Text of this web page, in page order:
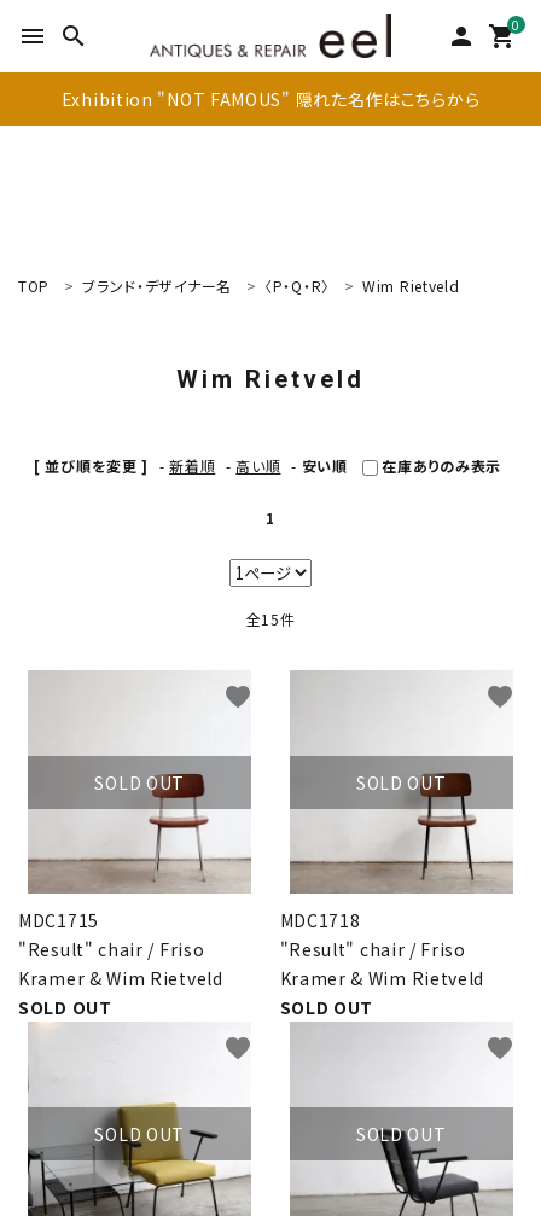
menu search person 0
shopping_cart
Exhibition "NOT FAMOUS" 隠れた名作はこちらから
search
ドア
その他
お気に入りリスト
デザイナーまとめ
TOP ブランド・デザイナー名 〈P・Q・R〉 Wim Rietveld
Wim Rietveld
[ 並び順を変更 ] -新着順 -高い順 - 安い順 在庫ありのみ表示
1
全15件
SOLD OUT
MDC1715
"Result" chair / Friso
Kramer & Wim Rietveld
SOLD OUT
favorite
SOLD OUT
MDC1718
"Result" chair / Friso
Kramer & Wim Rietveld
SOLD OUT
favorite
SOLD OUT
favorite
SOLD OUT
favorite